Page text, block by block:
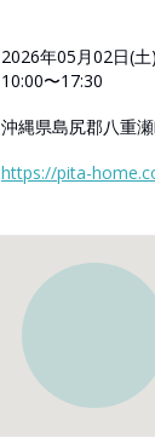
2026年05月02日(
10:00〜17:30
沖縄県島尻郡八重
https://pita-